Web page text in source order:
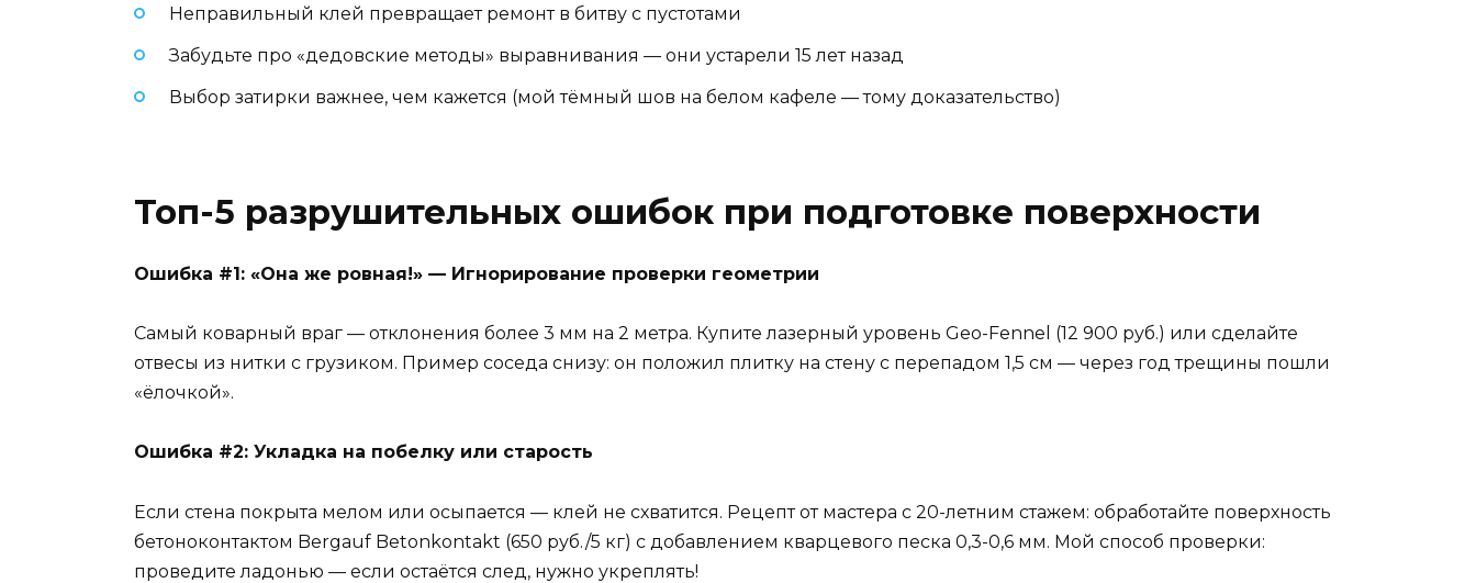
Неправильный клей превращает ремонт в битву с пустотами
Забудьте про «дедовские методы» выравнивания — они устарели 15 лет назад
Выбор затирки важнее, чем кажется (мой тёмный шов на белом кафеле — тому доказательство)
Топ-5 разрушительных ошибок при подготовке поверхности
Ошибка #1: «Она же ровная!» — Игнорирование проверки геометрии
Самый коварный враг — отклонения более 3 мм на 2 метра. Купите лазерный уровень Geo-Fennel (12 900 руб.) или сделайте
отвесы из нитки с грузиком. Пример соседа снизу: он положил плитку на стену с перепадом 1,5 см — через год трещины пошли
«ёлочкой».
Ошибка #2: Укладка на побелку или старость
Если стена покрыта мелом или осыпается — клей не схватится. Рецепт от мастера с 20-летним стажем: обработайте поверхность
бетоноконтактом Bergauf Betonkontakt (650 руб./5 кг) с добавлением кварцевого песка 0,3-0,6 мм. Мой способ проверки:
проведите ладонью — если остаётся след, нужно укреплять!